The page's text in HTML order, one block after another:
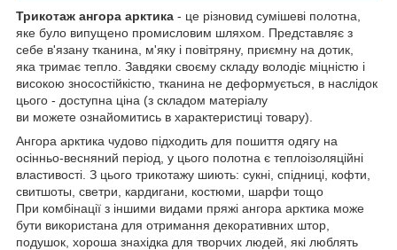
Трикотаж ангора арктика - це різновид сумішеві полотна,
яке було випущено промисловим шляхом. Представляє з
себе в'язану тканина, м'яку і повітряну, приємну на дотик,
яка тримає тепло. Завдяки своєму складу володіє міцністю і
високою зносостійкістю, тканина не деформується, в наслідок
цього - доступна ціна (з складом матеріалу
ви можете ознайомитись в характеристиці товару).
Ангора арктика чудово підходить для пошиття одягу на
осінньо-весняний період, у цього полотна є теплоізоляційні
властивості. З цього трикотажу шиють: сукні, спідниці, кофти,
свитшоты, светри, кардигани, костюми, шарфи тощо
При комбінації з іншими видами пряжі ангора арктика може
бути використана для отримання декоративних штор,
подушок, хороша знахідка для творчих людей, які люблять